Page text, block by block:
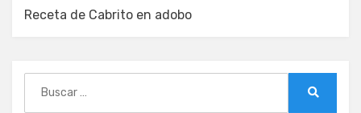
Receta de Cabrito en adobo